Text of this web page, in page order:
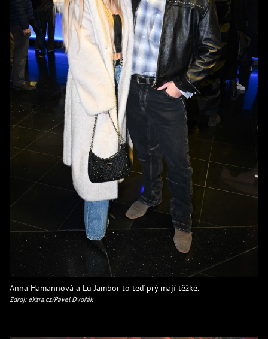
Anna Hamannová a Lu Jambor to teď prý mají těžké.
Zdroj: eXtra.cz/Pavel Dvořák